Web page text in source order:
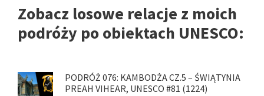
Zobacz losowe relacje z moich
podróży po obiektach UNESCO:
PODRÓŻ 076: KAMBODŻA CZ.5 – ŚWIĄTYNIA
PREAH VIHEAR, UNESCO #81 (1224)